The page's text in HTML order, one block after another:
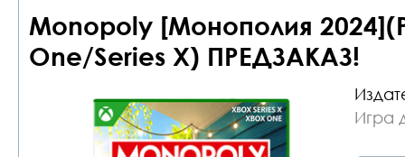
Monopoly [Монополия
One/Series X) ПРЕДЗАКАЗ!
Игра